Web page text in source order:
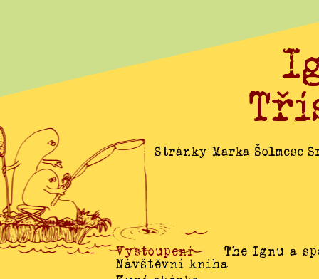
Stránky Marka
Vystoupení
The Ignu a
Návštěvní kniha